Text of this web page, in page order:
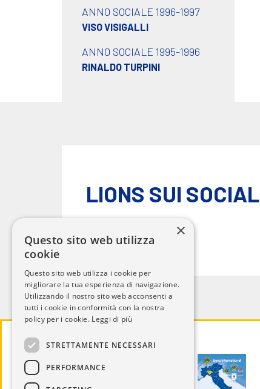
ANNO SOCIALE 1996-1997
VISO VISIGALLI
ANNO SOCIALE 1995-1996
RINALDO TURPINI
LIONS SUI SOCIAL
×
Questo sito web utilizza
cookie
Questo sito web utilizza i cookie per
migliorare la tua esperienza di navigazione.
Utilizzando il nostro sito web acconsenti a
tutti i cookie in conformità con la nostra
policy per i cookie. Leggi di più
STRETTAMENTE NECESSARI
PERFORMANCE